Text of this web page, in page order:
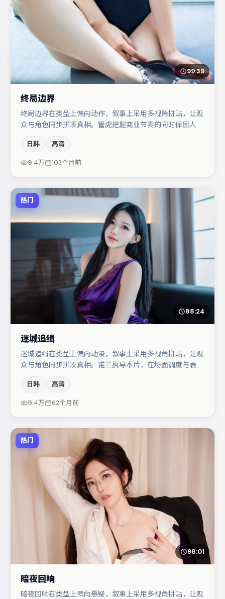
99:39
终局边界
终局边界在类型上偏向动作，叙事上采用多视角拼贴，让观
众与角色同步拼凑真相。管虎把握商业节奏的同时保留人物
菲、文淇、咏梅等，角色动机前后呼应，适合喜欢抠台词与
伏笔的观众。若你偏爱强类型与清晰主线，这部作品值得关
日韩 高清
9.4万 103个月前
热门
88:24
迷城追缉
迷城追缉在类型上偏向动漫，叙事上采用多视角拼贴，让观
众与角色同步拼凑真相。诺兰执导本片，在场面调度与表演
张译、菅田将晖、裴斗娜等，角色动机前后呼应，适合喜欢
抠台词与伏笔的观众。整体完成度较高，适合周末一口气追
日韩 高清
9.4万 62个月前
热门
98:01
暗夜回响
暗夜回响在类型上偏向悬疑，叙事上采用多视角拼贴，让观